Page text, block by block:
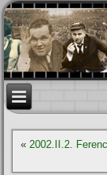
«2002.II.2.